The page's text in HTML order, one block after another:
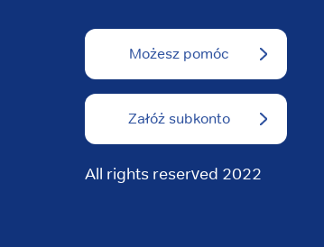
Możesz pomóc
Załóż subkonto
All rights reserved 2022